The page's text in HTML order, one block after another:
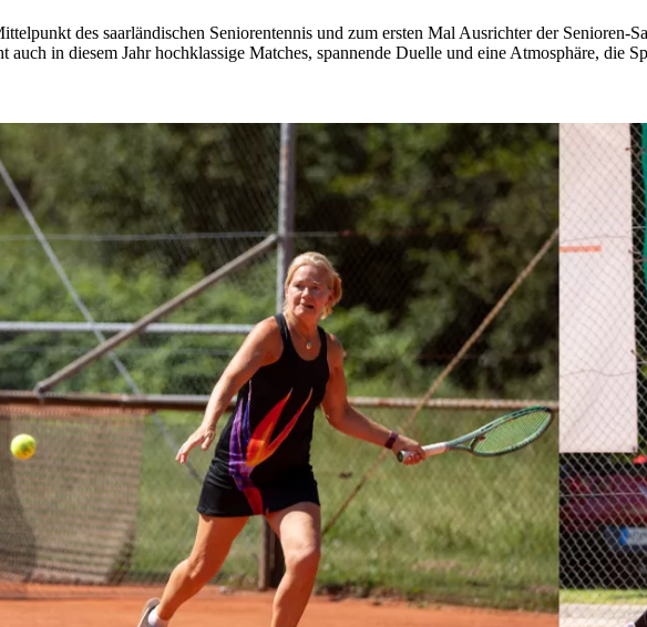
des saarländischen Seniorentennis und zum ersten Mal Ausrichter der Senioren-
in diesem Jahr hochklassige Matches, spannende Duelle und eine Atmosphäre, die